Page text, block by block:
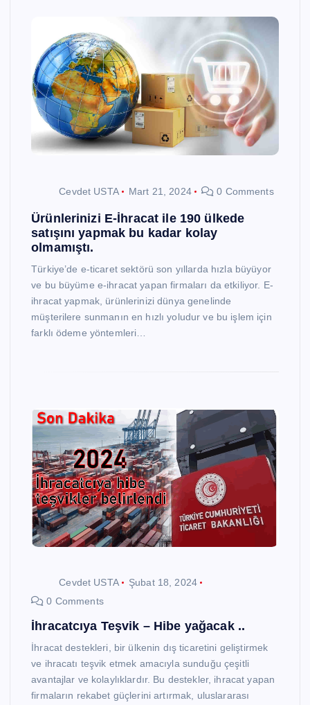
Cevdet USTA Mart 21, 2024 0 Comments
Ürünlerinizi E-İhracat ile 190 ülkede
satışını yapmak bu kadar kolay
olmamıştı.
Türkiye’de e-ticaret sektörü son yıllarda hızla büyüyor
ve bu büyüme e-ihracat yapan firmaları da etkiliyor. E-
ihracat yapmak, ürünlerinizi dünya genelinde
müşterilere sunmanın en hızlı yoludur ve bu işlem için
farklı ödeme yöntemleri…
Cevdet USTA
Şubat 18, 2024
0 Comments
İhracatcıya Teşvik – Hibe yağacak ..
İhracat destekleri, bir ülkenin dış ticaretini geliştirmek
ve ihracatı teşvik etmek amacıyla sunduğu çeşitli
avantajlar ve kolaylıklardır. Bu destekler, ihracat yapan
firmaların rekabet güçlerini artırmak, uluslararası